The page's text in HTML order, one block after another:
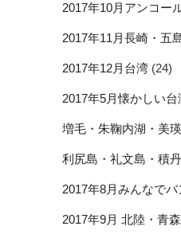
2017年10月アンコー
2017年11月長崎・五
2017年12月台湾 (24)
2017年5月懐かしい台
増毛・朱鞠内湖・美瑛
利尻島・礼文島・積丹
2017年8月みんなで
2017年9月 北陸・青森